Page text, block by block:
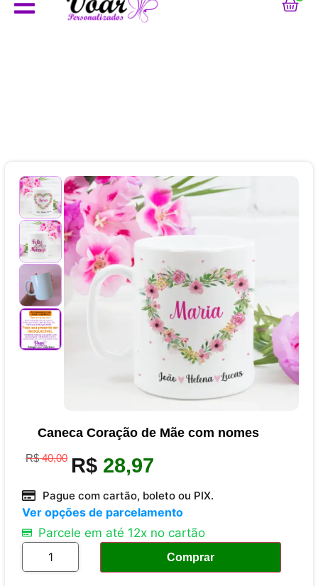
Caneca Coração de Mãe com nomes
R$40,00 R$ 28,97
Pague com cartão, boleto ou PIX.
Ver opções de parcelamento
Parcele em até 12x no cartão
Comprar